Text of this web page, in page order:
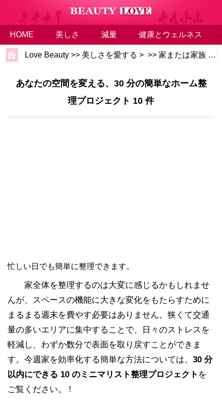
HOME 美しさ 減量 健康とウェルネス
Love Beauty >> 美しさを愛する > >>家または家族
あなたの空間を変える、30 分の簡単なホーム整
理プロジェクト 10 件
忙しい日でも簡単に整理できます。
家全体を整理するのは大変に感じるかもしれませ
んが、スペースの機能に大きな変化をもたらすために
まるまる週末を費やす必要はありません。狭くて交通
量の多いエリアに集中することで、日々のストレスを
軽減し、わずか数分で表面を取り戻すことができま
す。今週家を効率化する簡単な方法については、 30 分
以内にできる 10 のミニマリスト整理プロジェクト を
ご覧ください。 !